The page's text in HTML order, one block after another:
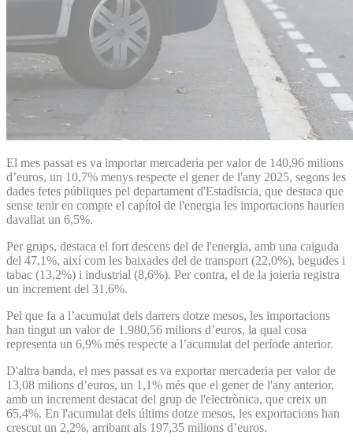
El mes passat es va importar mercaderia per valor de 140,96 milions
d’euros, un 10,7% menys respecte el gener de l'any 2025, segons les
dades fetes públiques pel departament d'Estadístcia, que destaca que
sense tenir en compte el capítol de l'energia les importacions haurien
davallat un 6,5%.
Per grups, destaca el fort descens del de l'energia, amb una caiguda
del 47,1%, així com les baixades del de transport (22,0%), begudes i
tabac (13,2%) i industrial (8,6%). Per contra, el de la joieria registra
un increment del 31,6%.
Pel que fa a l’acumulat dels darrers dotze mesos, les importacions
han tingut un valor de 1.980,56 milions d’euros, la qual cosa
representa un 6,9% més respecte a l’acumulat del període anterior.
D'altra banda, el mes passat es va exportar mercaderia per valor de
13,08 milions d’euros, un 1,1% més que el gener de l'any anterior,
amb un increment destacat del grup de l'electrònica, que creix un
65,4%. En l'acumulat dels últims dotze mesos, les exportacions han
crescut un 2,2%, arribant als 197,35 milions d’euros.